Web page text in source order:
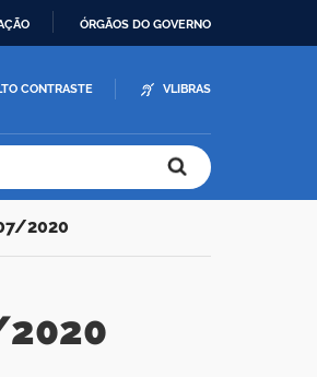
ÓRGÃOS DO GOVERNO
CONTRASTE VLIBRAS
2020